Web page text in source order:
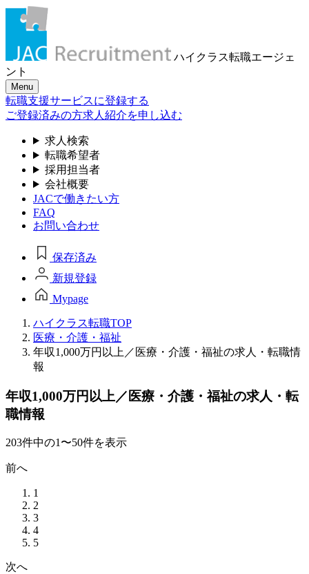
ハイクラス転職エージェ
ント
Menu
転職支援サービスに登録する
ご登録済みの方求人紹介を申し込む
求人検索
転職希望者
採用担当者
会社概要
JACで働きたい方
FAQ
お問い合わせ
保存済み
新規登録
Mypage
ハイクラス転職TOP
医療・介護・福祉
年収1,000万円以上／医療・介護・福祉の求人・転職情
報
年収1,000万円以上／医療・介護・福祉の求人・転
職情報
203件中の1〜50件を表示
前へ
1
2
3
4
5
次へ